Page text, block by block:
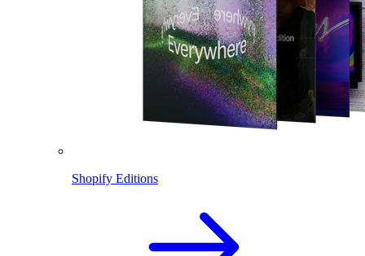
Shopify Editions